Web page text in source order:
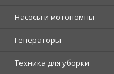
Насосы и мотопомпы
Генераторы
Техника для уборки